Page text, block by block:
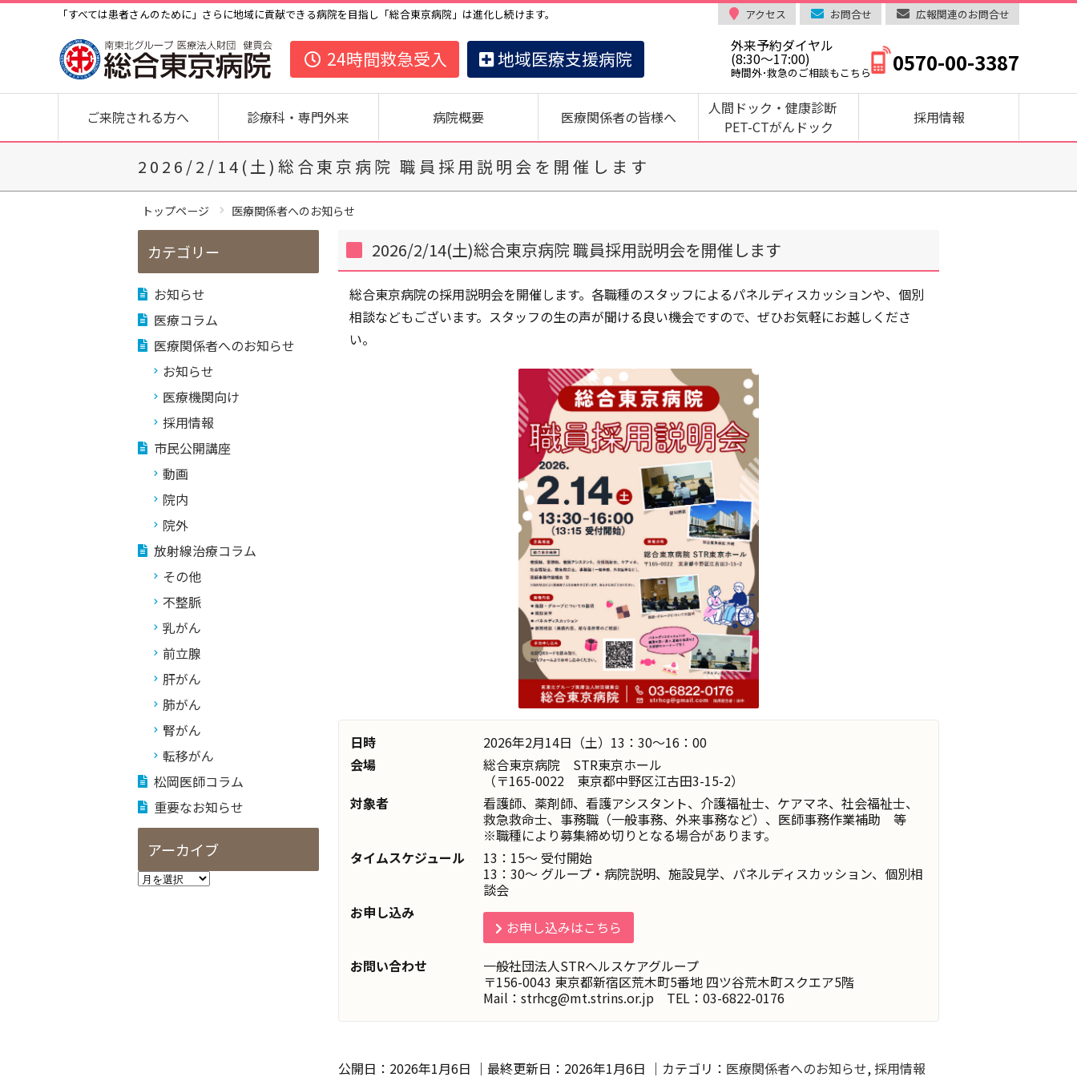
「すべては患者さんのために」さらに地域に貢献できる病院を目指し「総合東京病院」は進化し続けます。 アクセス お問合せ 広報関連のお問合せ
24時間救急受入 地域医療支援病院
外来予約ダイヤル
(8:30～17:00)
時間外･救急のご相談もこちら 0570-00-3387
ご来院される方へ 診療科・専門外来 病院概要 医療関係者の皆様へ
人間ドック・健康診断
PET-CTがんドック
採用情報
2026/2/14(土)総合東京病院 職員採用説明会を開催します
トップページ 医療関係者へのお知らせ
2026/2/14(土)総合東京病院 職員採用説明会を開催します
総合東京病院の採用説明会を開催します。各職種のスタッフによるパネルディスカッションや、個別
相談などもございます。スタッフの生の声が聞ける良い機会ですので、ぜひお気軽にお越しくださ
い。
日時
2026年2月14日（土）13：30～16：00
会場
総合東京病院 STR東京ホール
（〒165-0022 東京都中野区江古田3-15-2）
対象者
看護師、薬剤師、看護アシスタント、介護福祉士、ケアマネ、社会福祉士、
救急救命士、事務職（一般事務、外来事務など）、医師事務作業補助 等
※職種により募集締め切りとなる場合があります。
タイムスケジュール
13：15～ 受付開始
13：30～ グループ・病院説明、施設見学、パネルディスカッション、個別相
談会
お申し込み
お申し込みはこちら
お問い合わせ
一般社団法人STRヘルスケアグループ
〒156-0043 東京都新宿区荒木町5番地 四ツ谷荒木町スクエア5階
Mail：strhcg@mt.strins.or.jp TEL：03-6822-0176
公開日：2026年1月6日 ｜最終更新日： 2026年1月6日 ｜カテゴリ： 医療関係者へのお知らせ,採用情報
カテゴリー
お知らせ
医療コラム
医療関係者へのお知らせ
お知らせ
医療機関向け
採用情報
市民公開講座
動画
院内
院外
放射線治療コラム
その他
不整脈
乳がん
前立腺
肝がん
肺がん
腎がん
転移がん
松岡医師コラム
重要なお知らせ
アーカイブ